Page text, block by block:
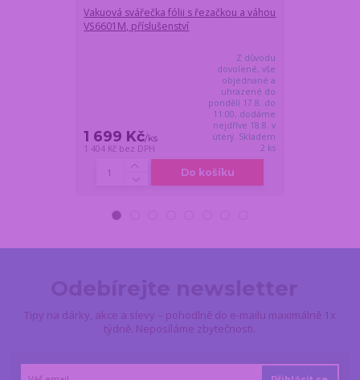
Vakuová svářečka fólii s řezačkou a váhou
VS6601M, příslušenství
1 699 Kč/ks
1 404 Kč bez DPH
Z důvodu
dovolené, vše
objednané a
uhrazené do
pondělí 17.8. do
11:00, dodáme
nejdříve 18.8. v
úterý. Skladem
2 ks
Do košíku
Tipy na dárky, akce a slevy – pohodlně do e-mailu maximálně 1x
týdně. Neposíláme zbytečnosti.